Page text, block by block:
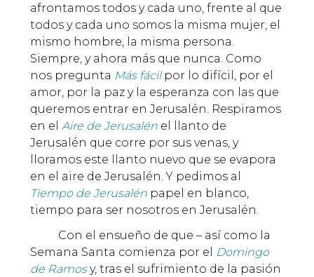
afrontamos todos y cada uno, frente al que
todos y cada uno somos la misma mujer, el
mismo hombre, la misma persona.
Siempre, y ahora más que nunca. Como
nos pregunta Más fácilpor lo difícil, por el
amor, por la paz y la esperanza con las que
queremos entrar en Jerusalén. Respiramos
en el Aire de Jerusalénel llanto de
Jerusalén que corre por sus venas, y
lloramos este llanto nuevo que se evapora
en el aire de Jerusalén. Y pedimos al
Tiempo de Jerusalénpapel en blanco,
tiempo para ser nosotros en Jerusalén.
Con el ensueño de que – así como la
Semana Santa comienza por el
Domingo
de Ramosy, tras el sufrimiento de la pasión